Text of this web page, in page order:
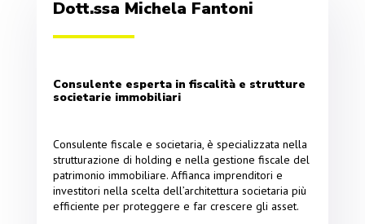
Dott.ssa Michela Fantoni
Consulente esperta in fiscalità e strutture
societarie immobiliari
Consulente fiscale e societaria, è specializzata nella
strutturazione di holding e nella gestione fiscale del
patrimonio immobiliare. Affianca imprenditori e
investitori nella scelta dell’architettura societaria più
efficiente per proteggere e far crescere gli asset.